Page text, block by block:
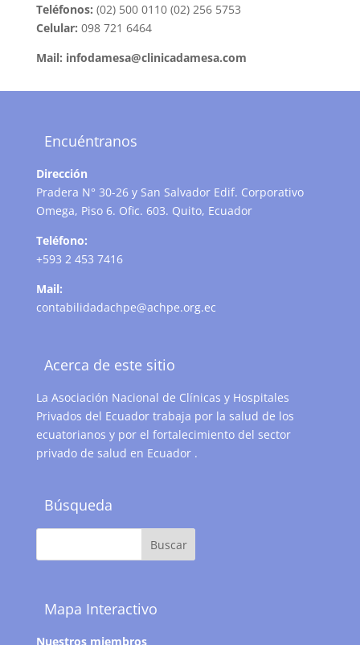
Teléfonos: (02) 500 0110 (02) 256 5753
Celular: 098 721 6464
Mail: infodamesa@clinicadamesa.com
Encuéntranos
Dirección
Pradera N° 30-26 y San Salvador Edif. Corporativo
Omega, Piso 6. Ofic. 603. Quito, Ecuador
Teléfono:
+593 2 453 7416
Mail:
contabilidadachpe@achpe.org.ec
Acerca de este sitio
La Asociación Nacional de Clínicas y Hospitales
Privados del Ecuador trabaja por la salud de los
ecuatorianos y por el fortalecimiento del sector
privado de salud en Ecuador .
Búsqueda
Mapa Interactivo
Nuestros miembros